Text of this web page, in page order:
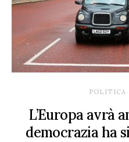
POLITICA
L’Europa avrà
democrazia ha